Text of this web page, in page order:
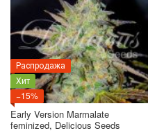
Распродажа
Хит
−15%
Early Version Marmalate
feminized, Delicious Seeds